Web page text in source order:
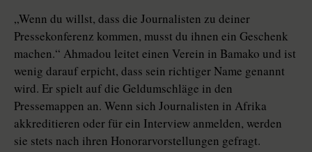
„Wenn du willst, dass die Journalisten zu deiner
Pressekonferenz kommen, musst du ihnen ein Geschenk
machen.“ Ahmadou leitet einen Verein in Bamako und ist
wenig darauf erpicht, dass sein richtiger Name genannt
wird. Er spielt auf die Geldumschläge in den
Pressemappen an. Wenn sich Journalisten in Afrika
akkreditieren oder für ein Interview anmelden, werden
sie stets nach ihren Honorarvorstellungen gefragt.